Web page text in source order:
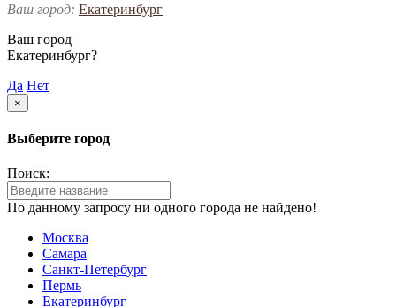
Ваш город: Екатеринбург
Ваш город
Екатеринбург?
Да Нет
×
Выберите город
Поиск:
По данному запросу ни одного города не найдено!
Москва
Самара
Санкт-Петербург
Пермь
Екатеринбург